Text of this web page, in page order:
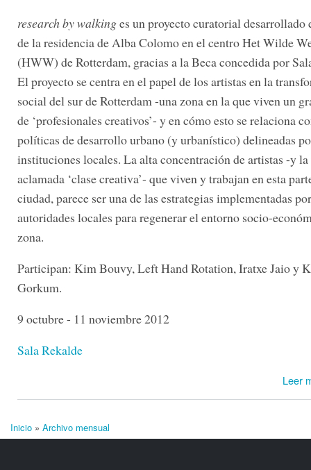
research by walkinges un proyecto curatorial desarrollado
de la residencia de Alba Colomo en el centro Het Wilde
(HWW) de Rotterdam, gracias a la Beca concedida por
El proyecto se centra en el papel de los artistas en la
social del sur de Rotterdam -una zona en la que viven un
de ‘profesionales creativos’- y en cómo esto se relaciona
políticas de desarrollo urbano (y urbanístico) delineadas
instituciones locales. La alta concentración de artistas -y la
aclamada ‘clase creativa’- que viven y trabajan en esta
ciudad, parece ser una de las estrategias implementadas
autoridades locales para regenerar el entorno socio-
zona.
Participan: Kim Bouvy, Left Hand Rotation, Iratxe Jaio y
Gorkum.
9 octubre - 11 noviembre 2012
Sala Rekalde
Leer
Se encuentra usted aquí
Inicio » Archivo mensual